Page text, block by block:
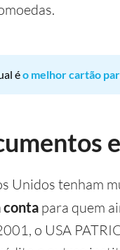
éo melhor cartão
Unidos tenham
conta para quem
o USA